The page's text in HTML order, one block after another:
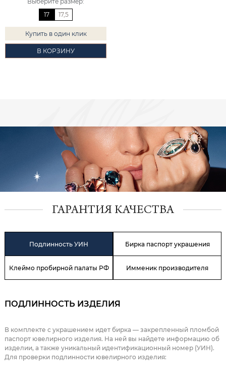
17
17,5
Купить в один клик
В КОРЗИНУ
ГАРАНТИЯ КАЧЕСТВА
Подлинность УИН Бирка паспорт украшения
Клеймо пробирной палаты РФ Имменик производителя
ПОДЛИННОСТЬ ИЗДЕЛИЯ
В комплекте с украшением идет бирка — закрепленный пломбой
паспорт ювелирного изделия. На ней вы найдете информацию об
изделии, а также уникальный идентификационный номер (УИН).
Для проверки подлинности ювелирного изделия: